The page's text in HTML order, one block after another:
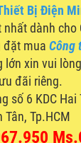
Bị Điện
dành cho
đặt mua Công
lớn xin vui
đãi riêng.
số 6 KDC Hai
Tân, Tp.HCM